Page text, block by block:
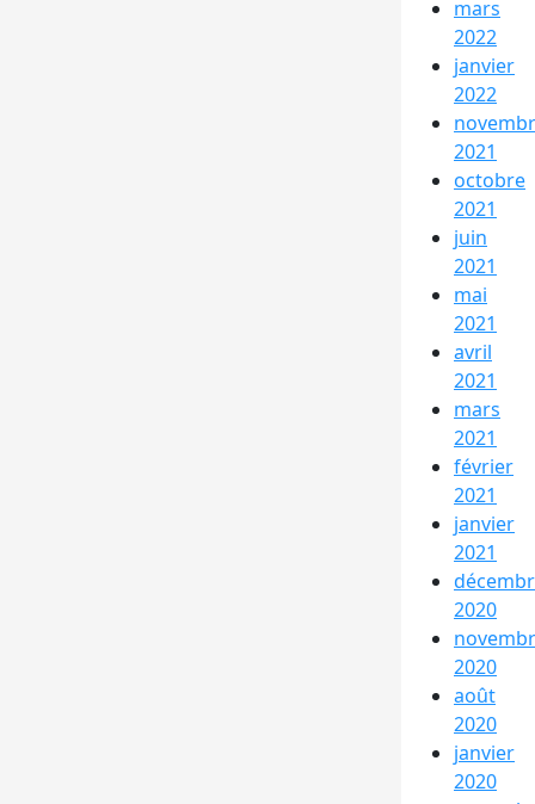
mars
2022
janvier
2022
2021
octobre
2021
juin
2021
mai
2021
avril
2021
mars
2021
février
2021
janvier
2021
2020
2020
août
2020
janvier
2020